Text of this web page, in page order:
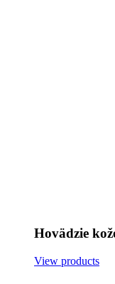
Hovädzie
View products